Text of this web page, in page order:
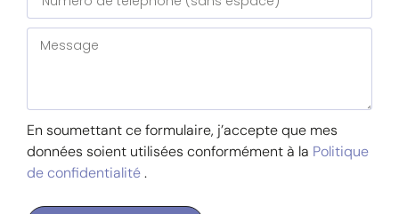
En soumettant ce formulaire, j’accepte que mes
données soient utilisées conformément à la Politique
de confidentialité.